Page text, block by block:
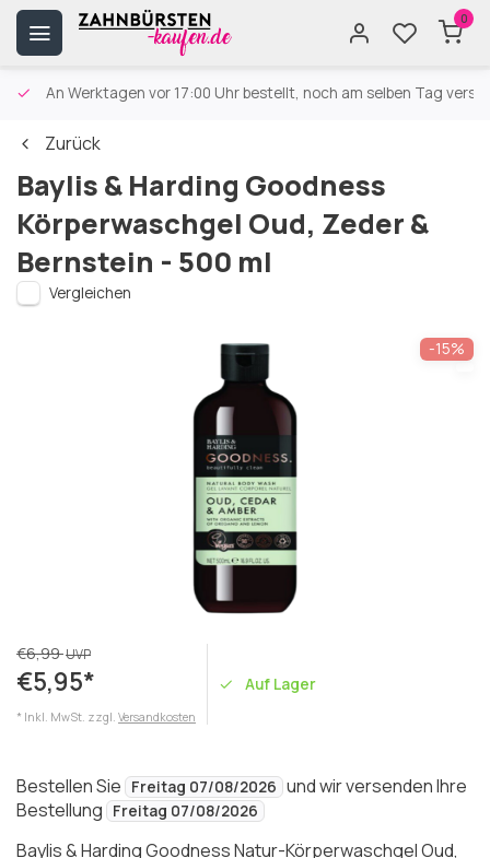
0
An Werktagen vor 17:00 Uhr bestellt, noch am selben Tag
Zurück
Baylis & Harding Goodness
Körperwaschgel Oud, Zeder &
Bernstein - 500 ml
Vergleichen
-15%
€6,99UVP
€5,95*
* Inkl. MwSt. zzgl. Versandkosten
Auf Lager
Bestellen Sie Freitag 07/08/2026 und wir versenden Ihre
Bestellung
Freitag 07/08/2026
Baylis & Harding Goodness Natur-Körperwaschgel Oud,